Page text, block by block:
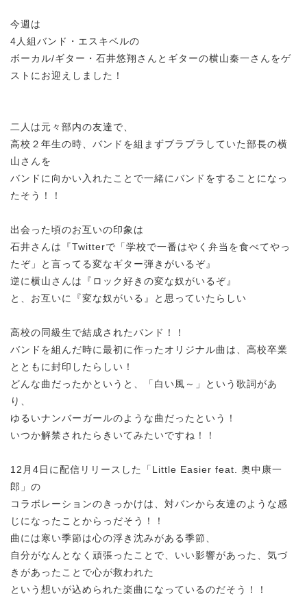
今週は
4人組バンド・エスキベルの
ボーカル/ギター・石井悠翔さんとギターの横山秦一さんをゲ
ストにお迎えしました！
二人は元々部内の友達で、
高校２年生の時、 バンドを組まずブラブラしていた部長の横
山さんを
バンドに向かい入れたことで一緒にバンドをすることになっ
たそう！！
出会った頃のお互いの印象は
石井さんは『Twitterで「学校で一番はやく弁当を食べてやっ
たぞ」と言ってる変なギター弾きがいるぞ』
逆に横山さんは『ロック好きの変な奴がいるぞ』
と、お互いに『変な奴がいる』と思っていたらしい
高校の同級生で結成されたバンド！！
バンドを組んだ時に最初に作ったオリジナル曲は、高校卒業
とともに封印したらしい！
どんな曲だったかというと、「白い風～」という歌詞があ
り、
ゆるいナンバーガールのような曲だったという！
いつか解禁されたらきいてみたいですね！！
12月4日に配信リリースした「Little Easier feat. 奥中康一
郎」の
コラボレーションのきっかけは、 対バンから友達のような感
じになったことからっだそう！！
曲には寒い季節は心の浮き沈みがある季節、
自分がなんとなく頑張ったことで、いい影響があった、気づ
きがあったことで心が救われた
という想いが込められた楽曲になっているのだそう！！